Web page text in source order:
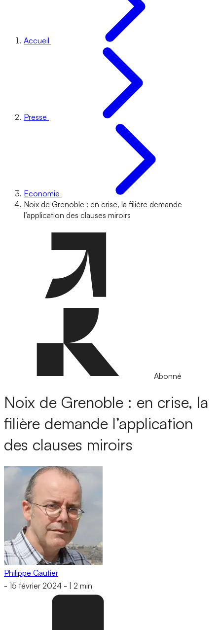
Accueil
Presse
Economie
Noix de Grenoble : en crise, la filière demande
l’application des clauses miroirs
Abonné
Noix de Grenoble : en crise, la
filière demande l’application
des clauses miroirs
Philippe Gautier
- 15 février 2024 - 2 min